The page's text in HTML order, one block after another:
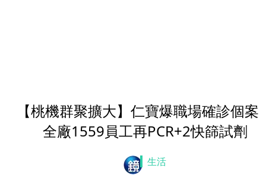
【桃機群聚擴大】仁寶爆職場確診個
全廠1559員工再PCR+2快篩試劑
生活